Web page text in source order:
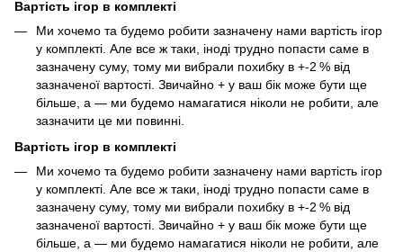
Вартість ігор в комплекті
Ми хочемо та будемо робити зазначену нами вартість ігор
у комплекті. Але все ж таки, іноді трудно попасти саме в
зазначену суму, тому ми вибрали похибку в +-2 % від
зазначеної вартості. Звичайно + у ваш бік може бути ще
більше, а — ми будемо намагатися ніколи не робити, але
зазначити це ми повинні.
Вартість ігор в комплекті
Ми хочемо та будемо робити зазначену нами вартість ігор
у комплекті. Але все ж таки, іноді трудно попасти саме в
зазначену суму, тому ми вибрали похибку в +-2 % від
зазначеної вартості. Звичайно + у ваш бік може бути ще
більше, а — ми будемо намагатися ніколи не робити, але